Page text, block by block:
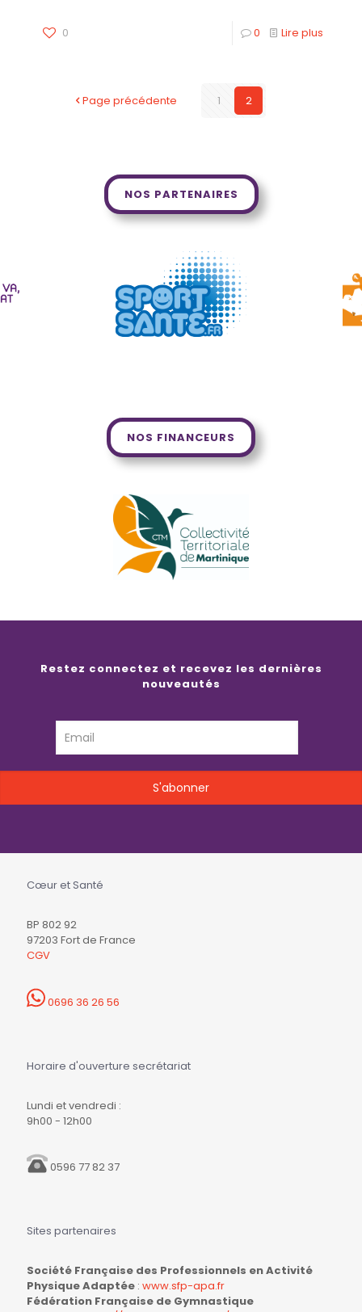
0 0 Lire plus
Page précédente 1 2
NOS PARTENAIRES
NOS FINANCEURS
Restez connectez et recevez les dernières
nouveautés
Cœur et Santé
BP 802 92
97203 Fort de France
CGV
0696 36 26 56
Horaire d'ouverture secrétariat
Lundi et vendredi :
9h00 - 12h00
0596 77 82 37
Sites partenaires
Société Française des Professionnels en Activité
Physique Adaptée : www.sfp-apa.fr
Fédération Française de Gymnastique